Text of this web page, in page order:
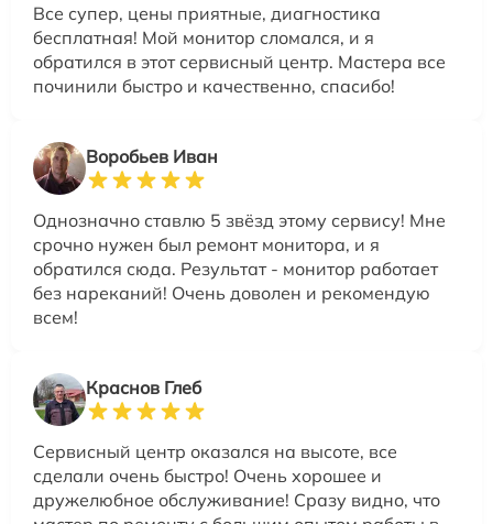
Все супер, цены приятные, диагностика
бесплатная! Мой монитор сломался, и я
обратился в этот сервисный центр. Мастера все
починили быстро и качественно, спасибо!
Воробьев Иван
Однозначно ставлю 5 звёзд этому сервису! Мне
срочно нужен был ремонт монитора, и я
обратился сюда. Результат - монитор работает
без нареканий! Очень доволен и рекомендую
всем!
Краснов Глеб
Сервисный центр оказался на высоте, все
сделали очень быстро! Очень хорошее и
дружелюбное обслуживание! Сразу видно, что